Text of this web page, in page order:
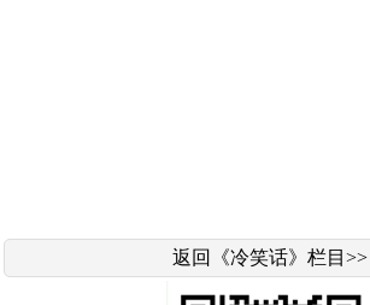
返回《冷笑话》栏目>>